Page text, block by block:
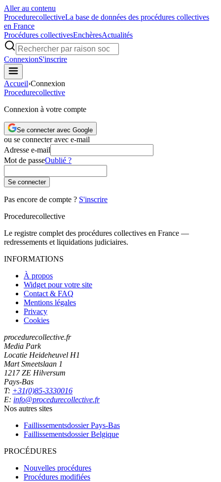
Aller au contenu
ProcedurecollectiveLa base de données des procédures collectives
en France
Procédures collectivesEnchèresActualités
ConnexionS'inscrire
Accueil›Connexion
Procedurecollective
Connexion à votre compte
Se connecter avec Google
ou se connecter avec e-mail
Adresse e-mail
Mot de passeOublié ?
Se connecter
Pas encore de compte ? S'inscrire
Procedurecollective
Le registre complet des procédures collectives en France —
redressements et liquidations judiciaires.
INFORMATIONS
À propos
Widget pour votre site
Contact & FAQ
Mentions légales
Privacy
Cookies
procedurecollective.fr
Media Park
Locatie Heideheuvel H1
Mart Smeetslaan 1
1217 ZE Hilversum
Pays-Bas
T: +31(0)85-3330016
E: info@procedurecollective.fr
Nos autres sites
Faillissementsdossier Pays-Bas
Faillissementsdossier Belgique
PROCÉDURES
Nouvelles procédures
Procédures modifiées